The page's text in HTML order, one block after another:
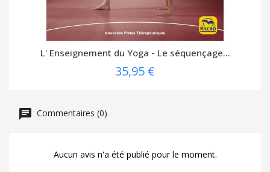
L' Enseignement du Yoga - Le séquençage...
35,95 €
Commentaires (0)
Aucun avis n'a été publié pour le moment.